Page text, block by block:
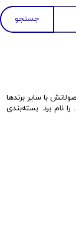
جستجو
با سایر برندها
نام برد. بسته‌بندی